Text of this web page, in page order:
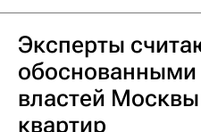
Эксперты
обоснованными
властей
квартир